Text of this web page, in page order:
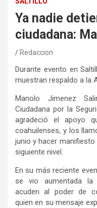
Ya nadie
ciudadana:
Redaccion
Durante evento en
muestran respaldo a la
Manolo Jimenez
Ciudadana por la
agradeció el apoyo
coahuilenses, y los
junio y hacer manifiesto
siguiente nivel.
En su más reciente
se vio aumentada la
acuden al poder de
quien en su mensaje